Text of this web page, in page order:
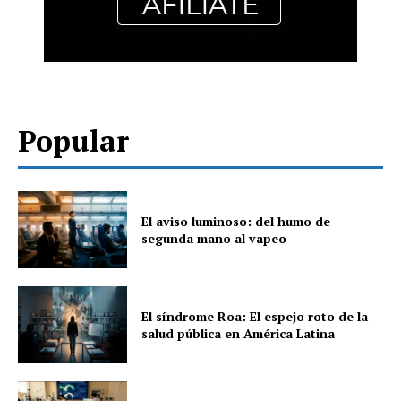
Popular
El aviso luminoso: del humo de
segunda mano al vapeo
El síndrome Roa: El espejo roto de la
salud pública en América Latina